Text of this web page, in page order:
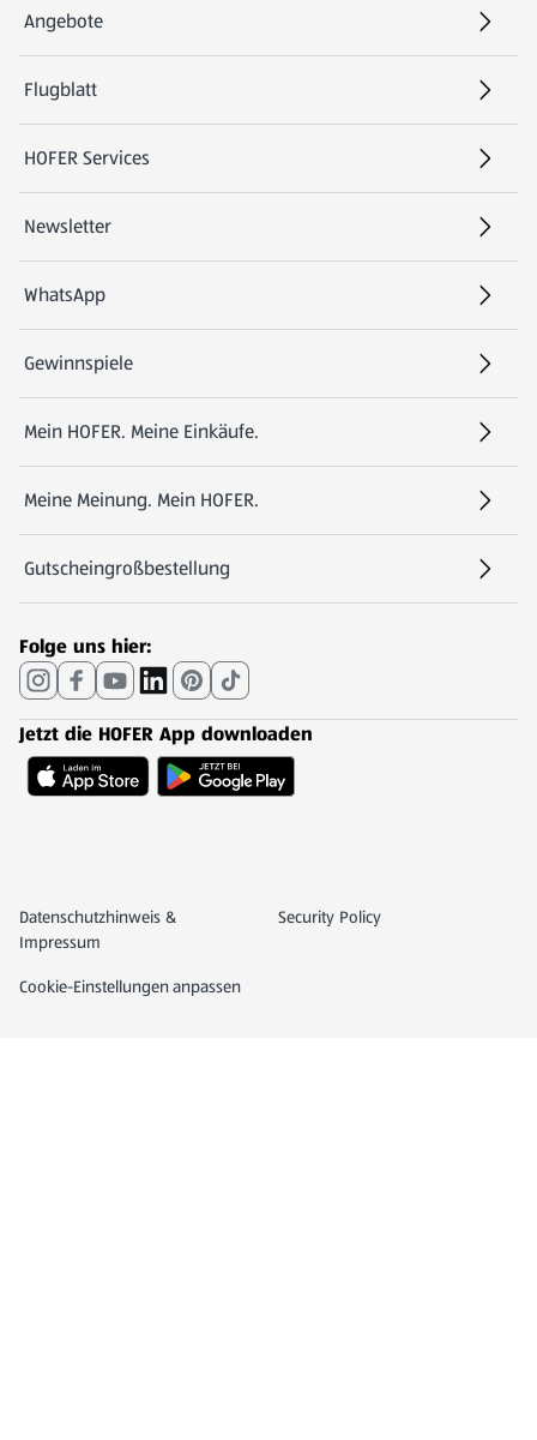
Angebote
Flugblatt
HOFER Services
Newsletter
WhatsApp
Gewinnspiele
Mein HOFER. Meine Einkäufe.
Meine Meinung. Mein HOFER.
Gutscheingroßbestellung
(öffnet in einem neuen Tab)
Folge uns hier:
Jetzt die HOFER App downloaden
Datenschutz- und Richtlinienmenü
Datenschutzhinweis &
Impressum
Security Policy
(öffnet in einem neuen Tab)
Cookie-Einstellungen anpassen